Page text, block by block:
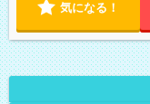
気になる！